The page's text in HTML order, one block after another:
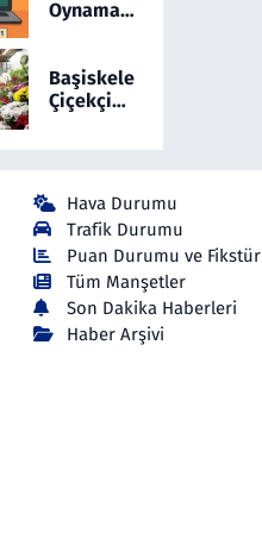
Osman
Çekiyor
Oynamayı
Yepyeni
Bir Online
Başiskele
Çiçekçi
Hava Durumu
Trafik Durumu
Puan Durumu ve Fikstür
Tüm Manşetler
Son Dakika Haberleri
Haber Arşivi